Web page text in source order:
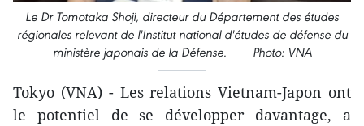
Le Dr Tomotaka Shoji, directeur du Département des études
régionales relevant de l'Institut national d'études de défense du
ministère japonais de la Défense. Photo: VNA
Tokyo (VNA) - Les relations Vietnam-Japon ont
le potentiel de se développer davantage, a